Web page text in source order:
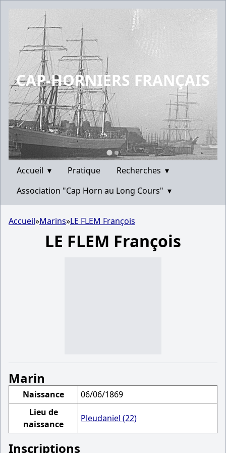
CAP-HORNIERS FRANÇAIS
Accueil ▾ Pratique Recherches ▾
Association "Cap Horn au Long Cours" ▾
Accueil»Marins»LE FLEM François
LE FLEM François
Marin
Naissance
06/06/1869
Lieu de
naissance
Pleudaniel (22)
Inscriptions